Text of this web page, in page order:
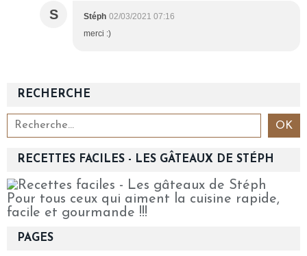
S Stéph 02/03/2021 07:16
merci :)
RECHERCHE
RECETTES FACILES - LES GÂTEAUX DE STÉPH
Pour tous ceux qui aiment la cuisine rapide,
facile et gourmande !!!
PAGES